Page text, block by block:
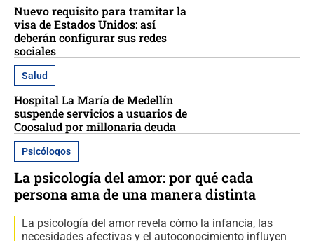
Nuevo requisito para tramitar la
visa de Estados Unidos: así
deberán configurar sus redes
sociales
Salud
Hospital La María de Medellín
suspende servicios a usuarios de
Coosalud por millonaria deuda
Psicólogos
La psicología del amor: por qué cada
persona ama de una manera distinta
La psicología del amor revela cómo la infancia, las
necesidades afectivas y el autoconocimiento influyen